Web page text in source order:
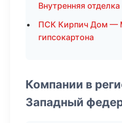
Внутренняя отделка
ПСК Кирпич Дом —
гипсокартона
Компании в
Западный